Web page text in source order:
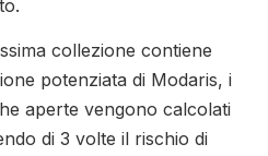
collezione contiene
potenziata di Modaris, i
aperte vengono calcolati
di 3 volte il rischio di